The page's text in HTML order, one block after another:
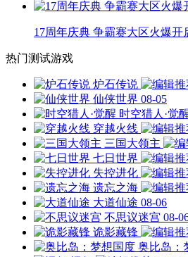
17周年庆典 争霸赛大区火爆开
热门测试游戏
炉石传说
仙侠世界 08-05
时空猎人·觉
穿越火线
三国大领主
七日世界
失控进化
遗忘之海
大道仙途 08-06
不思议迷宫 08-
诡影藏锋
奥比岛：